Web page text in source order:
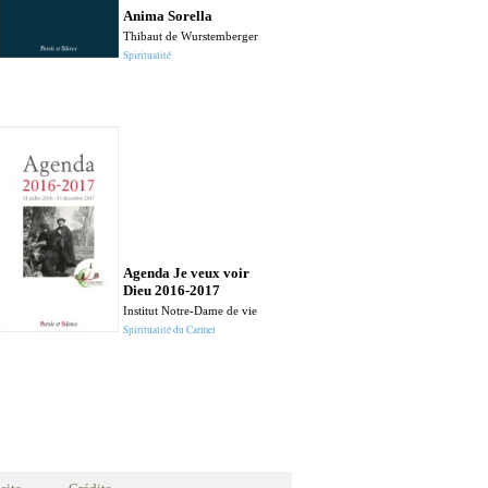
Anima Sorella
Thibaut de Wurstemberger
Spiritualité
Agenda Je veux voir
Dieu 2016-2017
Institut Notre-Dame de vie
Spiritualité du Carmel